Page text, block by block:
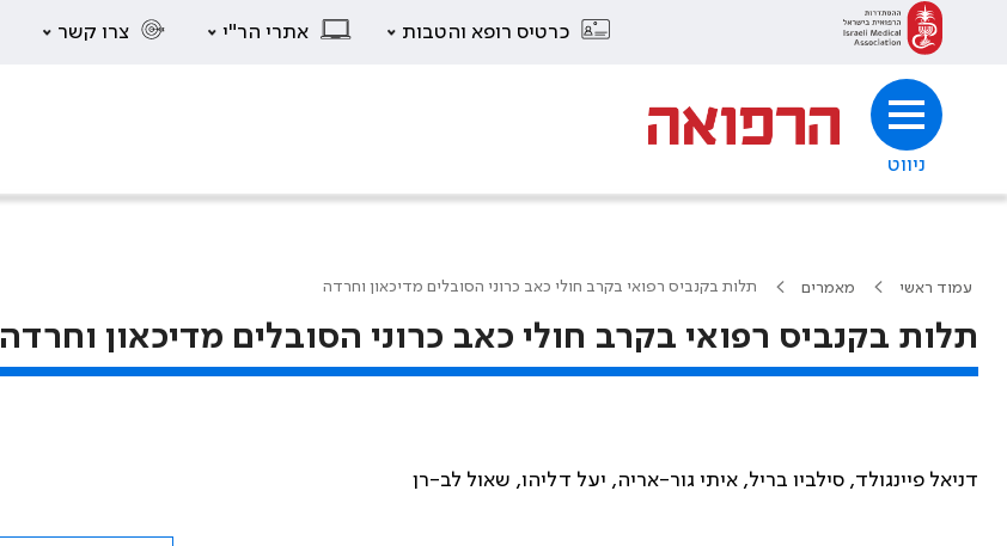
כרטיס רופא והטבות אתרי הר"י צרו קשר
ניווט
עמוד ראשי מאמרים תלות בקנביס רפואי בקרב חולי כאב כרוני הסובלים מדיכאון וחרדה
תלות בקנביס רפואי בקרב חולי כאב כרוני הסובלים מדיכאון וחרדה
דניאל פיינגולד, סילביו בריל, איתי גור-אריה, יעל דליהו, שאול לב-רן